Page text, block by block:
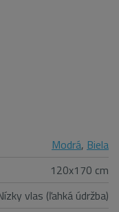
Modrá, Biela
120x170 cm
vlas (ľahká údržba)